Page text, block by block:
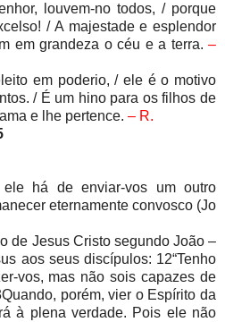
louvem-no todos, / porque
/ A majestade e esplendor
em grandeza o céu e a terra. –
em poderio, / ele é o motivo
/ É um hino para os filhos de
e lhe pertence. – R.
há de enviar-vos um outro
eternamente convosco (Jo
de Jesus Cristo segundo João –
aos seus discípulos: 12“Tenho
vos, mas não sois capazes de
porém, vier o Espírito da
à plena verdade. Pois ele não